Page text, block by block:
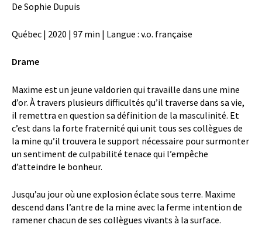
De Sophie Dupuis
Québec | 2020 | 97 min | Langue : v.o. française
Drame
Maxime est un jeune valdorien qui travaille dans une mine
d’or. À travers plusieurs difficultés qu’il traverse dans sa vie,
il remettra en question sa définition de la masculinité. Et
c’est dans la forte fraternité qui unit tous ses collègues de
la mine qu’il trouvera le support nécessaire pour surmonter
un sentiment de culpabilité tenace qui l’empêche
d’atteindre le bonheur.
Jusqu’au jour où une explosion éclate sous terre. Maxime
descend dans l’antre de la mine avec la ferme intention de
ramener chacun de ses collègues vivants à la surface.